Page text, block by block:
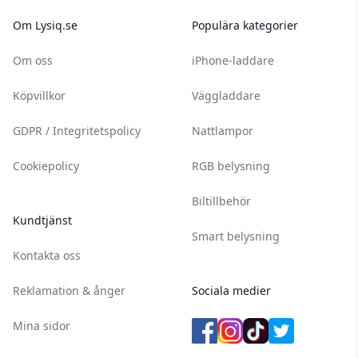
Om Lysiq.se
Om oss
Köpvillkor
GDPR / Integritetspolicy
Cookiepolicy
Kundtjänst
Kontakta oss
Reklamation & ånger
Mina sidor
Populära kategorier
iPhone-laddare
Väggladdare
Nattlampor
RGB belysning
Biltillbehör
Smart belysning
Sociala medier